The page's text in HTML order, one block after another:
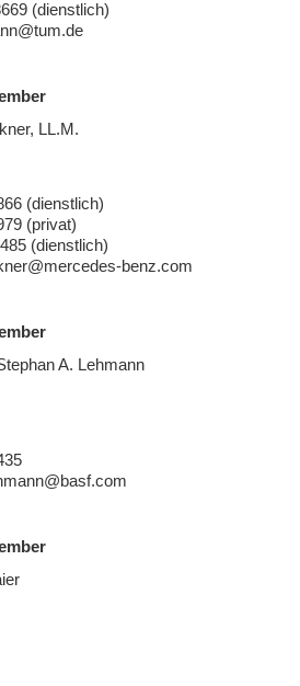
(dienstlich)
LL.M.
(dienstlich)
(privat)
(dienstlich)
benz.com
A. Lehmann